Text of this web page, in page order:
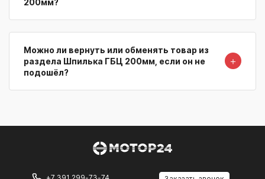
200мм?
Можно ли вернуть или обменять товар из
раздела Шпилька ГБЦ 200мм, если он не
подошёл?
＋